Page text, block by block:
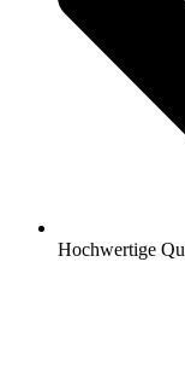
Hochwertige